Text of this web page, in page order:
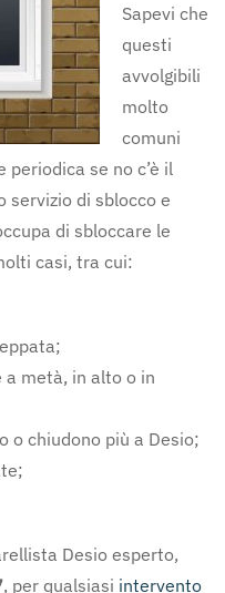
Sapevi che
questi
avvolgibili
molto
comuni
se no c’è il
servizio di sblocco e
di sbloccare le
casi, tra cui:
metà, in alto o in
o chiudono più a Desio;
Desio esperto,
, per qualsiasi intervento